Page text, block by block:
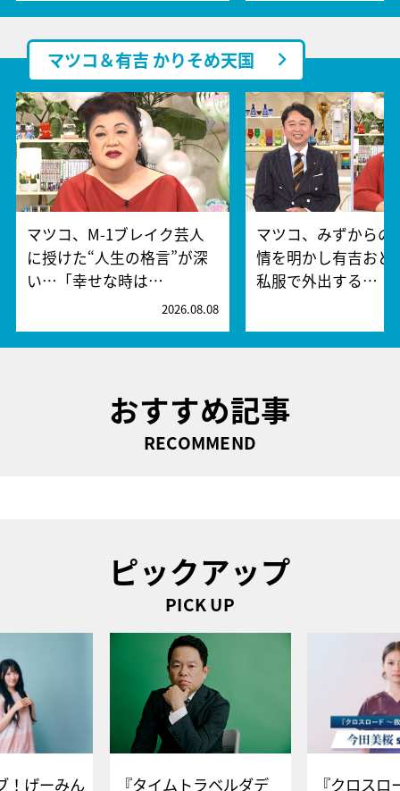
マツコ＆有吉 かりそめ天国
マツコ、M-1ブレイク芸人
に授けた“人生の格言”が深
い…「幸せな時は…
2026.08.08
マツコ、みずからの
情を明かし有吉おど
私服で外出する…
おすすめ記事
RECOMMEND
ピックアップ
PICK UP
！げーみん 『タイムトラベルダデ 『クロス